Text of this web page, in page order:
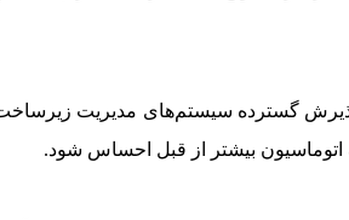
پذیرش گسترده سیستم‌های مدیریت
اتوماسیون بیشتر از قبل احساس شود.